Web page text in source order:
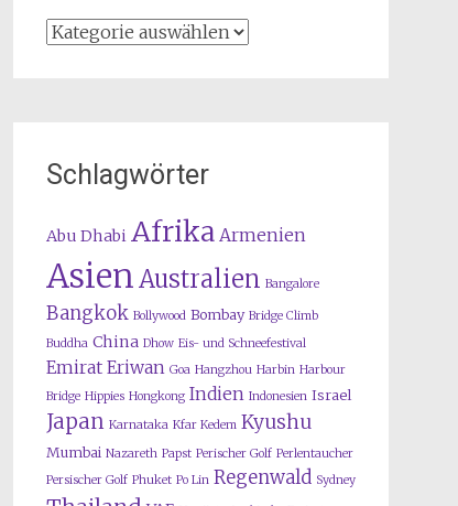
Kategorien
Schlagwörter
Abu Dhabi Afrika Armenien
AsienAustralien Bangalore
Bangkok Bollywood Bombay Bridge Climb
Buddha China Dhow Eis- und Schneefestival
Emirat Eriwan Goa Hangzhou Harbin Harbour
Bridge Hippies Hongkong Indien Indonesien Israel
Japan Karnataka Kfar Kedem Kyushu
Mumbai Nazareth Papst Perischer Golf Perlentaucher
Persischer Golf Phuket Po Lin Regenwald Sydney